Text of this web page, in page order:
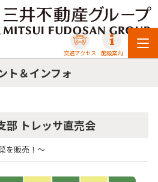
交通アクセス 施設案内
ト＆インフォ
部 トレッサ直売会
を販売！～